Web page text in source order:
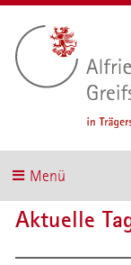
Menü
Aktuelle